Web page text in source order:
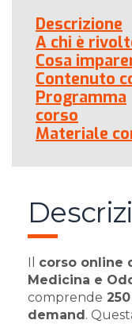
Descrizione
A chi è
Cosa
Contenuto
Programma
corso
Materiale
corso online
Medicina e
comprende
demand .